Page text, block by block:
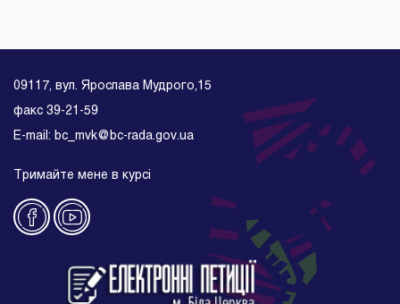
09117, вул. Ярослава Мудрого,15
факс 39-21-59
E-mail: bc_mvk@bc-rada.gov.ua
Тримайте мене в курсі